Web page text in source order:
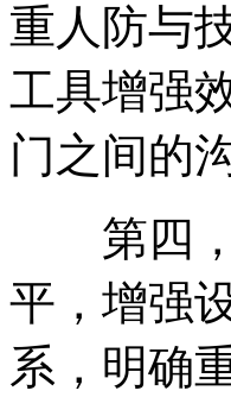
重人防与
工具增强
门之间的
第四 ，
平 ， 增强
系 ， 明确